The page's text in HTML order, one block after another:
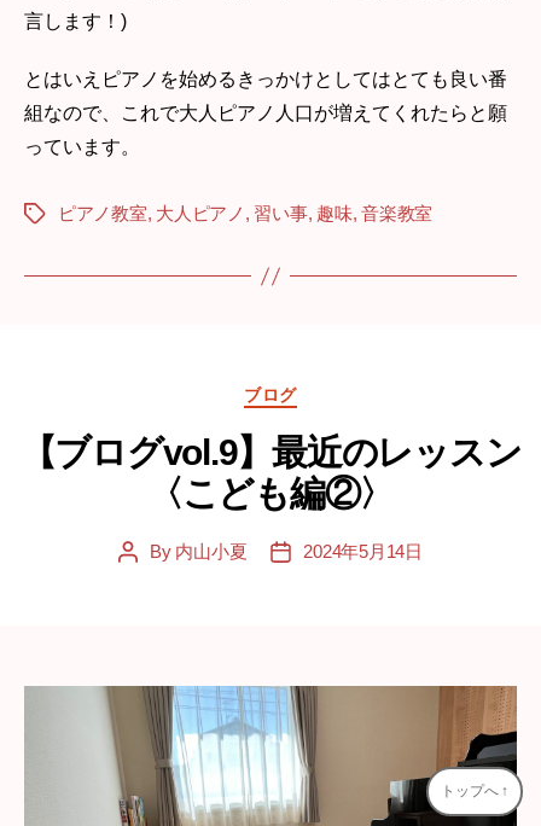
言します！)
とはいえピアノを始めるきっかけとしてはとても良い番
組なので、これで大人ピアノ人口が増えてくれたらと願
っています。
Tags ピアノ教室, 大人ピアノ , 習い事, 趣味,音楽教室
Categories
ブログ
【ブログvol.9】最近のレッスン
〈こども編②〉
PostBy 内山小夏
Post2024年5月14日
トップへ ↑